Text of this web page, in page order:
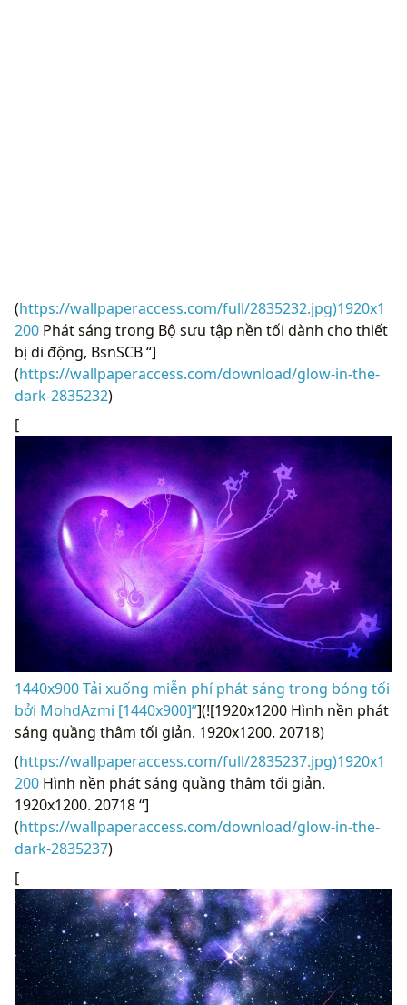
(https://wallpaperaccess.com/full/2835232.jpg)1920x1
200 Phát sáng trong Bộ sưu tập nền tối dành cho thiết
bị di động, BsnSCB “]
(https://wallpaperaccess.com/download/glow-in-the-
dark-2835232)
[
1440x900 Tải xuống miễn phí phát sáng trong bóng tối
bởi MohdAzmi [1440x900]”](![1920x1200 Hình nền phát
sáng quầng thâm tối giản. 1920x1200. 20718)
(https://wallpaperaccess.com/full/2835237.jpg)1920x1
200 Hình nền phát sáng quầng thâm tối giản.
1920x1200. 20718 “]
(https://wallpaperaccess.com/download/glow-in-the-
dark-2835237)
[